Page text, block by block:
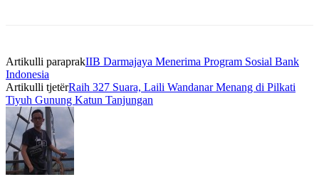
Artikulli paraprakIIB Darmajaya Menerima Program Sosial Bank
Indonesia
Artikulli tjetërRaih 327 Suara, Laili Wandanar Menang di Pilkati
Tiyuh Gunung Katun Tanjungan